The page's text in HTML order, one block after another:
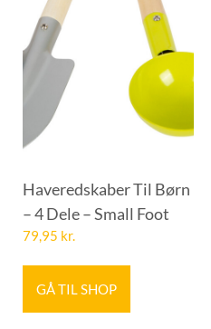
Haveredskaber Til Børn
– 4 Dele – Small Foot
79,95 kr.
GÅ TIL SHOP